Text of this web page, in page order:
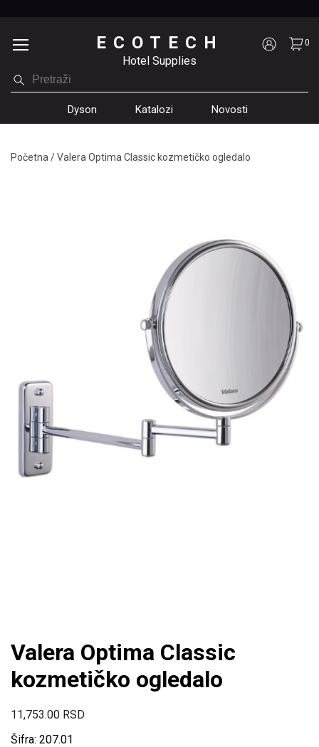
Dyson Katalozi Novosti
ECOTECH
Hotel Supplies
0
Početna /Valera Optima Classic kozmetičko ogledalo
Valera Optima Classic
kozmetičko ogledalo
11,753.00 RSD
Šifra: 207.01